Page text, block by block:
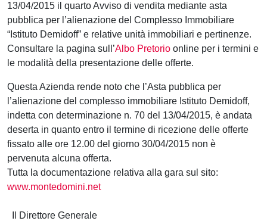
13/04/2015 il quarto Avviso di vendita mediante asta
pubblica per l’alienazione del Complesso Immobiliare
“Istituto Demidoff” e relative unità immobiliari e pertinenze.
Consultare la pagina sull’Albo Pretorio online per i termini e
le modalità della presentazione delle offerte.
Questa Azienda rende noto che l’Asta pubblica per
l’alienazione del complesso immobiliare Istituto Demidoff,
indetta con determinazione n. 70 del 13/04/2015, è andata
deserta in quanto entro il termine di ricezione delle offerte
fissato alle ore 12.00 del giorno 30/04/2015 non è
pervenuta alcuna offerta.
Tutta la documentazione relativa alla gara sul sito:
www.montedomini.net
Il Direttore Generale